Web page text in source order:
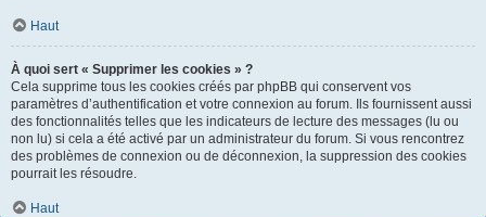
Haut
À quoi sert « Supprimer les cookies » ?
Cela supprime tous les cookies créés par phpBB qui conservent vos
paramètres d’authentification et votre connexion au forum. Ils fournissent aussi
des fonctionnalités telles que les indicateurs de lecture des messages (lu ou
non lu) si cela a été activé par un administrateur du forum. Si vous rencontrez
des problèmes de connexion ou de déconnexion, la suppression des cookies
pourrait les résoudre.
Haut